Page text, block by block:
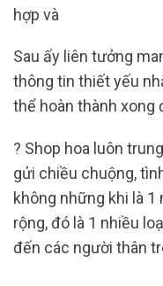
hợp và
Sau ấy liên tưởng
thông tin thiết yếu
thể hoàn thành xong
? Shop hoa luôn
gửi chiều chuộng,
không những khi là
rộng, đó là 1 nhiều
đến các người thân